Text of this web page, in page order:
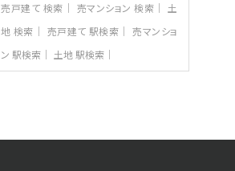
地区画。 …
第8位
3,680万円
4ＬＤＫ
売戸建て 検索 売マンション 検索
土
地 検索
売戸建て 駅検索
売マンショ
ン 駅検索
土地 駅検索